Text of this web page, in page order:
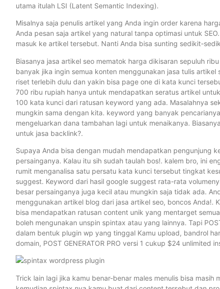
utama itulah LSI (Latent Semantic Indexing).
Misalnya saja penulis artikel yang Anda ingin order karena
Anda pesan saja artikel yang natural tanpa optimasi untuk
masuk ke artikel tersebut. Nanti Anda bisa sunting sedikit-
Biasanya jasa artikel seo mematok harga dikisaran sepuluh
banyak jika ingin semua konten menggunakan jasa tulis
riset terlebih dulu dan yakin bisa page one di kata kunci
700 ribu rupiah hanya untuk mendapatkan seratus artikel
100 kata kunci dari ratusan keyword yang ada. Masalahnya
mungkin sama dengan kita. keyword yang banyak
mengeluarkan dana tambahan lagi untuk menaikanya.
untuk jasa backlink?.
Supaya Anda bisa dengan mudah mendapatkan pengunjung
persainganya. Kalau itu sih sudah taulah bos!. kalem bro, ini
rumit menganalisa satu persatu kata kunci tersebut tingkat
suggest. Keyword dari hasil google suggest rata-rata
besar persainganya juga kecil atau mungkin saja tidak ada.
menggunakan artikel blog dari jasa artikel seo, boncos Anda!.
bisa mendapatkan ratusan content unik yang mentarget
boleh mengunakan unspin spintax atau yang lainnya. Tapi
dalam bentuk plugin wp yang tinggal Kamu upload, bandrol
domain, POST GENERATOR PRO versi 1 cukup $24 unlimited
Trick lain lagi jika kamu benar-benar males menulis bisa